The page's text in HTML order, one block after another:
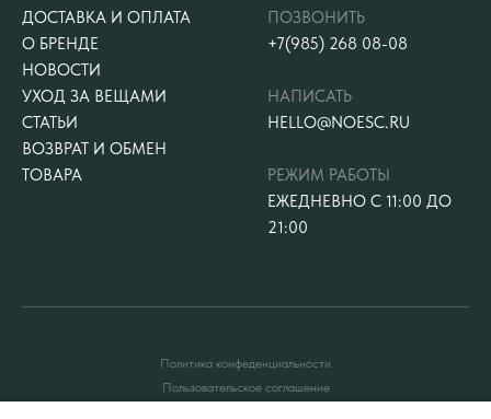
ДОСТАВКА И ОПЛАТА
О БРЕНДЕ
НОВОСТИ
УХОД ЗА ВЕЩАМИ
СТАТЬИ
ВОЗВРАТ И ОБМЕН
ТОВАРА
ПОЗВОНИТЬ
+7(985) 268 08-08
НАПИСАТЬ
HELLO@NOESC.RU
РЕЖИМ РАБОТЫ
ЕЖЕДНЕВНО С 11:00 ДО
21:00
Политика конфеденциальности
Пользовательское соглашение